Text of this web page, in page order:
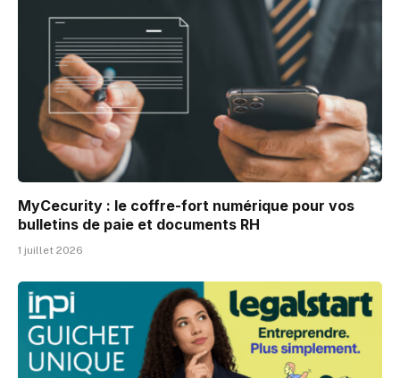
MyCecurity : le coffre-fort numérique pour vos
bulletins de paie et documents RH
1 juillet 2026